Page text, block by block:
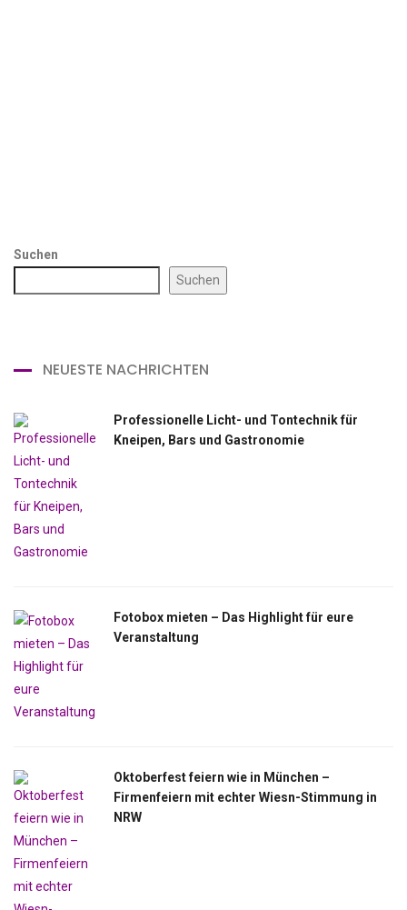
Suchen
Suchen
NEUESTE NACHRICHTEN
Professionelle Licht- und Tontechnik für
Kneipen, Bars und Gastronomie
Fotobox mieten – Das Highlight für eure
Veranstaltung
Oktoberfest feiern wie in München –
Firmenfeiern mit echter Wiesn-Stimmung in
NRW